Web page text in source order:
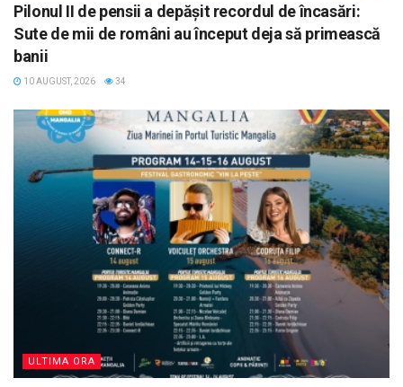
Pilonul II de pensii a depășit recordul de încasări:
Sute de mii de români au început deja să primească
banii
10 AUGUST, 2026 34
ULTIMA ORA